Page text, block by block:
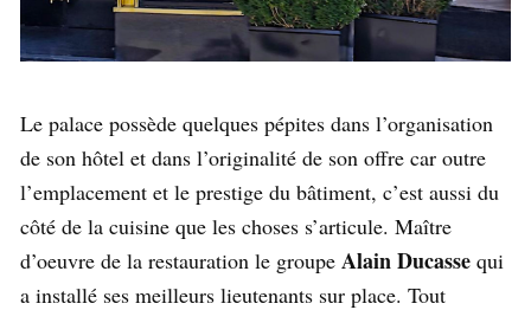
Le palace possède quelques pépites dans l’organisation
de son hôtel et dans l’originalité de son offre car outre
l’emplacement et le prestige du bâtiment, c’est aussi du
côté de la cuisine que les choses s’articule. Maître
d’oeuvre de la restauration le groupe Alain Ducasse qui
a installé ses meilleurs lieutenants sur place. Tout